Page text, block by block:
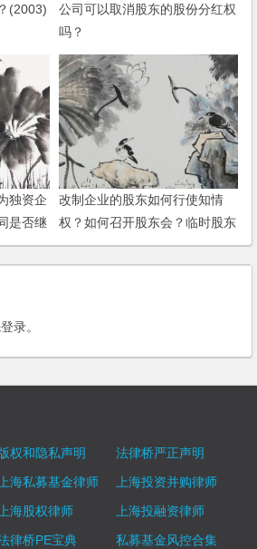
(2003)
公司可以取消股东的股份分红权
吗？
独资企
是否继
改制企业的股东如何行使知情
权？如何召开股东会？临时股东
会可以解散董事会吗？
登录。
权和隐私声明
法律桥严正声明
海私募基金律师
上海投资并购律师
海股权律师
上海投融资律师
律桥PE宝典
私募基金风控合集